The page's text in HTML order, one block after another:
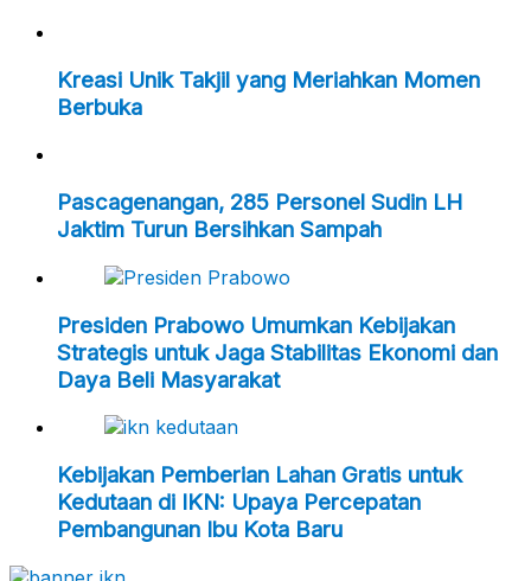
Kreasi Unik Takjil yang Meriahkan Momen
Berbuka
Pascagenangan, 285 Personel Sudin LH
Jaktim Turun Bersihkan Sampah
Presiden Prabowo Umumkan Kebijakan
Strategis untuk Jaga Stabilitas Ekonomi dan
Daya Beli Masyarakat
Kebijakan Pemberian Lahan Gratis untuk
Kedutaan di IKN: Upaya Percepatan
Pembangunan Ibu Kota Baru